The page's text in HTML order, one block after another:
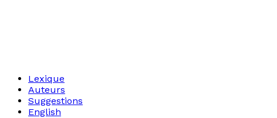
Lexique
Auteurs
Suggestions
English